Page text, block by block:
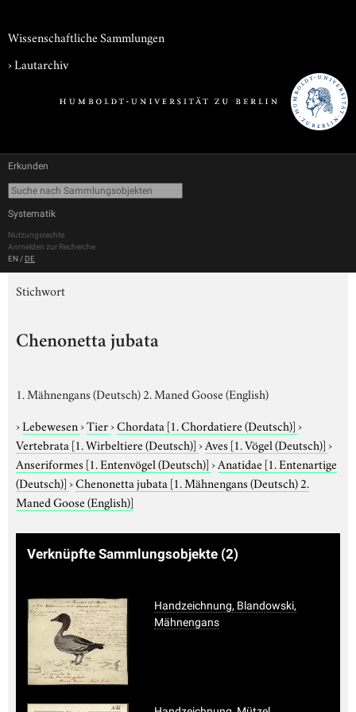
Wissenschaftliche Sammlungen
›Lautarchiv
Erkunden
Systematik
Nutzungsrechte
Anmelden zur Recherche
EN / DE
Stichwort
Chenonetta jubata
1. Mähnengans (Deutsch) 2. Maned Goose (English)
›Lebewesen›Tier›Chordata [1. Chordatiere (Deutsch)]›
Vertebrata [1. Wirbeltiere (Deutsch)]›Aves [1. Vögel (Deutsch)]›
Anseriformes [1. Entenvögel (Deutsch)]›Anatidae [1. Entenartige
(Deutsch)]›Chenonetta jubata [1. Mähnengans (Deutsch) 2.
Maned Goose (English)]
Verknüpfte Sammlungsobjekte (2)
Handzeichnung, Blandowski,
Mähnengans